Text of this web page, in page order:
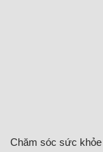
Chăm sóc sức